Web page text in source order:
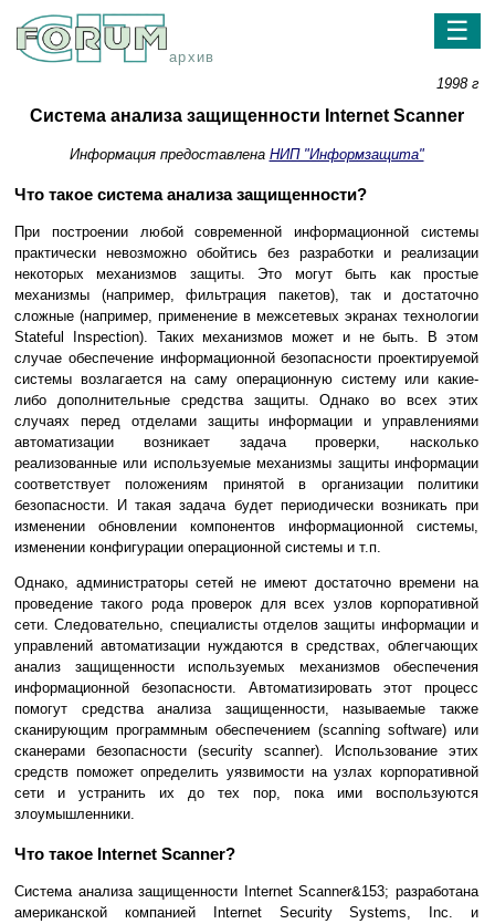
архив
☰
1998 г
Система анализа защищенности Internet Scanner
Информация предоставлена НИП "Информзащита"
Что такое система анализа защищенности?
При построении любой современной информационной системы
практически невозможно обойтись без разработки и реализации
некоторых механизмов защиты. Это могут быть как простые
механизмы (например, фильтрация пакетов), так и достаточно
сложные (например, применение в межсетевых экранах технологии
Stateful Inspection). Таких механизмов может и не быть. В этом
случае обеспечение информационной безопасности проектируемой
системы возлагается на саму операционную систему или какие-
либо дополнительные средства защиты. Однако во всех этих
случаях перед отделами защиты информации и управлениями
автоматизации возникает задача проверки, насколько
реализованные или используемые механизмы защиты информации
соответствует положениям принятой в организации политики
безопасности. И такая задача будет периодически возникать при
изменении обновлении компонентов информационной системы,
изменении конфигурации операционной системы и т.п.
Однако, администраторы сетей не имеют достаточно времени на
проведение такого рода проверок для всех узлов корпоративной
сети. Следовательно, специалисты отделов защиты информации и
управлений автоматизации нуждаются в средствах, облегчающих
анализ защищенности используемых механизмов обеспечения
информационной безопасности. Автоматизировать этот процесс
помогут средства анализа защищенности, называемые также
сканирующим программным обеспечением (scanning software) или
сканерами безопасности (security scanner). Использование этих
средств поможет определить уязвимости на узлах корпоративной
сети и устранить их до тех пор, пока ими воспользуются
злоумышленники.
Что такое Internet Scanner?
Система анализа защищенности Internet Scanner&153; разработана
американской компанией Internet Security Systems, Inc. и